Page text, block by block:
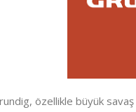
özellikle büyük savaş